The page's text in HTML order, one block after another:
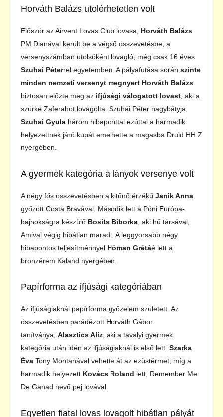
Horváth Balázs utolérhetetlen volt
Először az Airvent Lovas Club lovasa, Horváth Balázs
PM Dianával került be a végső összevetésbe, a
versenyszámban utolsóként lovagló, még csak 16 éves
Szuhai Péterrel egyetemben. A pályafutása során szinte
minden nemzeti versenyt megnyert Horváth Balázs
biztosan előzte meg az ifjúsági válogatott lovast , aki a
szürke Zaferahot lovagolta. Szuhai Péter nagybátyja,
Szuhai Gyula három hibaponttal ezúttal a harmadik
helyezettnek járó kupát emelhette a magasba Druid HH Z
nyergében.
A gyermek kategória a lányok versenye volt
A négy fős összevetésben a kitűnő érzékű Janik Anna
győzött Costa Bravával. Második lett a Póni Európa-
bajnokságra készülő Bosits Bíborka , aki hű társával,
Amival végig hibátlan maradt. A leggyorsabb négy
hibapontos teljesítménnyel Hóman Grétáé lett a
bronzérem Kaland nyergében.
Papírforma az ifjúsági kategóriában
Az ifjúságiaknál papírforma győzelem született. Az
összevetésben parádézott Horváth Gábor
tanítványa, Alasztics Aliz , aki a tavalyi gyermek
kategória után idén az ifjúságiaknál is első lett. Szarka
Éva Tony Montanával vehette át az ezüstérmet, míg a
harmadik helyezett Kovács Roland lett, Remember Me
De Ganad nevű pej lovával.
Egyetlen fiatal lovas lovagolt hibátlan pályát